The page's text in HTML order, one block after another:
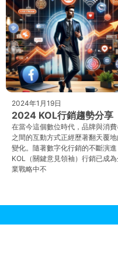
2024年1月19日
2024 KOL行銷趨勢分享
在當今這個數位時代，品牌與消
之間的互動方式正經歷著翻天覆地
變化。隨著數字化行銷的不斷演進
KOL（關鍵意見領袖）行銷已成
業戰略中不